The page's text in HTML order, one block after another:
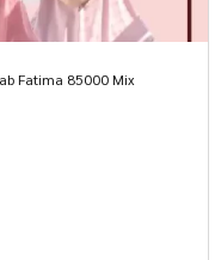
Fatima 85000 Mix